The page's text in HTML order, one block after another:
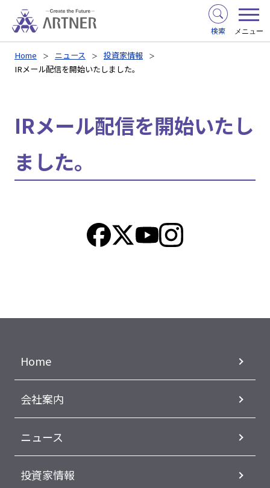
検索 メニュー
Home ニュース
投資家情報
IRメール配信を開始いたしました。
IRメール配信を開始いたし
ました。
Home
会社案内
ニュース
投資家情報